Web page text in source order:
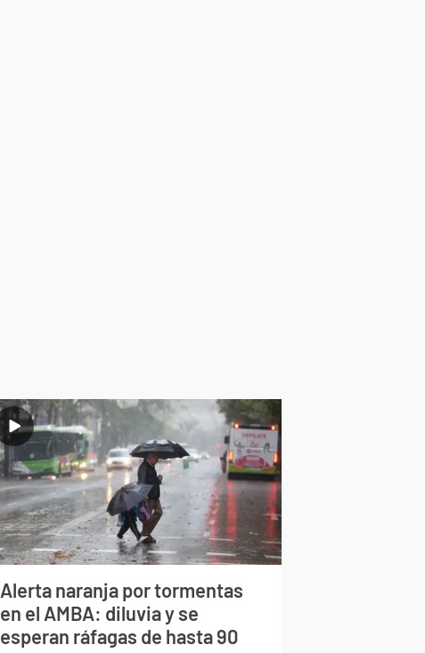
Alerta naranja por tormentas
en el AMBA: diluvia y se
esperan ráfagas de hasta 90